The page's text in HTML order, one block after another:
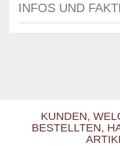
INFOS UND
KUNDEN,
BESTELLTEN,